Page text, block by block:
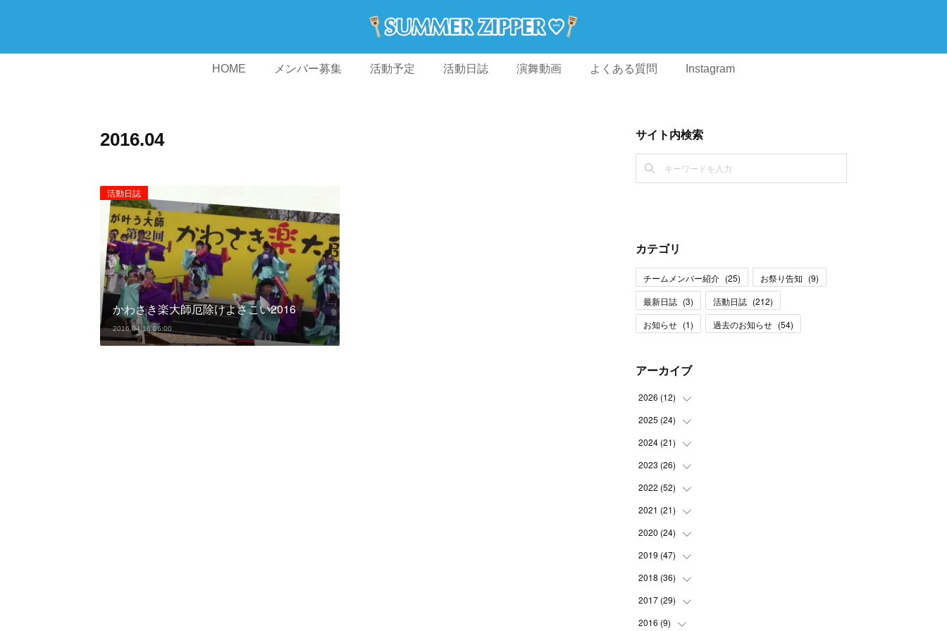
HOME メンバー募集 活動予定 活動日誌 演舞動画 よくある質問 Instagram
2016.04
活動日誌
かわさき楽大師厄除けよさこい2016
2016.04.16 06:00
サイト内検索
カテゴリ
チームメンバー紹介 (25) お祭り告知 (9)
最新日誌 (3) 活動日誌 (212)
お知らせ (1) 過去のお知らせ (54)
アーカイブ
2026 (12)
(1
(3
(1
(1
(2
(3
(1
2025 (24)
(2
(3
(1
(2
(2
(2
(1
(3
2024 (21)
(2
(2
(1
(2
(5
(2
(1
(
2023 (26)
(1
(2
(4
(2
(3
(2
(
2022 (52)
(3
(2
(5
(4
(6
(
2021 (21)
(4
(3
(4
(2
(
)
2020 (24)
(1
(4
(4
(
)
2019 (47)
(3
(2
(
)
2018 (36)
(2
(
)
2017 (29)
(
)
2016 (9)